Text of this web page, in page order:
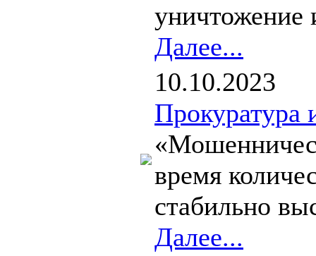
уничтожение
Далее...
10.10.2023
Прокуратура
время
стабильно
Далее...